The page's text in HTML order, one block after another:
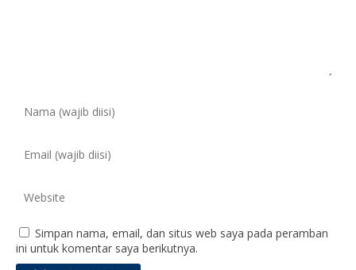
Simpan nama, email, dan situs web saya pada peramban
ini untuk komentar saya berikutnya.